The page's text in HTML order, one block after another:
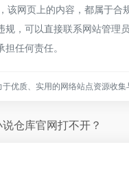
该网页上的内容，都属于合
规，可以直接联系网站管理
任何责任。
优质、实用的网络站点资源收集
仓库官网打不开？